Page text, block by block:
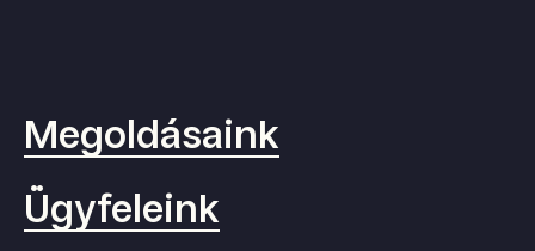
Megoldásaink
Ügyfeleink